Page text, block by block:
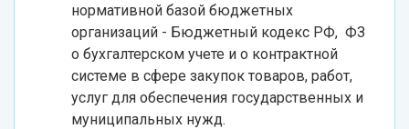
нормативной базой бюджетных
организаций - Бюджетный кодекс РФ, ФЗ
о бухгалтерском учете и о контрактной
системе в сфере закупок товаров, работ,
услуг для обеспечения государственных и
муниципальных нужд.